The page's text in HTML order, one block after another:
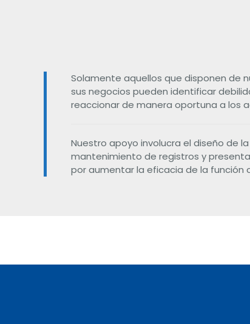
Solamente aquellos que disponen de
sus negocios pueden identificar
reaccionar de manera oportuna a los
Nuestro apoyo involucra el diseño de
mantenimiento de registros y
por aumentar la eficacia de la función